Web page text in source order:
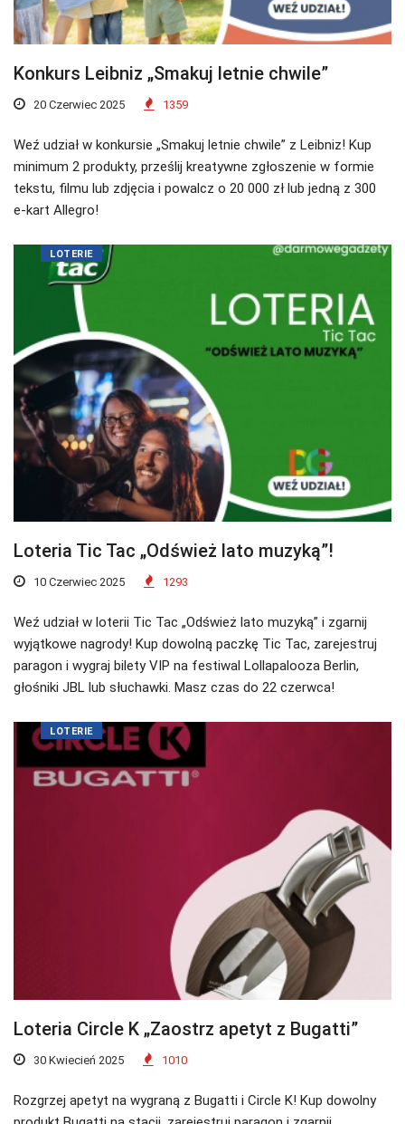
Konkurs Leibniz „Smakuj letnie chwile”
20 Czerwiec 2025 1359
Weź udział w konkursie „Smakuj letnie chwile” z Leibniz! Kup
minimum 2 produkty, prześlij kreatywne zgłoszenie w formie
tekstu, filmu lub zdjęcia i powalcz o 20 000 zł lub jedną z 300
e-kart Allegro!
LOTERIE
Loteria Tic Tac „Odśwież lato muzyką”!
10 Czerwiec 2025 1293
Weź udział w loterii Tic Tac „Odśwież lato muzyką” i zgarnij
wyjątkowe nagrody! Kup dowolną paczkę Tic Tac, zarejestruj
paragon i wygraj bilety VIP na festiwal Lollapalooza Berlin,
głośniki JBL lub słuchawki. Masz czas do 22 czerwca!
LOTERIE
Loteria Circle K „Zaostrz apetyt z Bugatti”
30 Kwiecień 2025 1010
Rozgrzej apetyt na wygraną z Bugatti i Circle K! Kup dowolny